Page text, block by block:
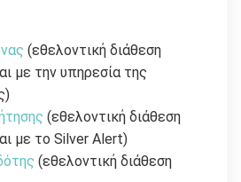
(εθελοντική διάθεση
με την υπηρεσία της
(εθελοντική διάθεση
με το Silver Alert)
(εθελοντική διάθεση